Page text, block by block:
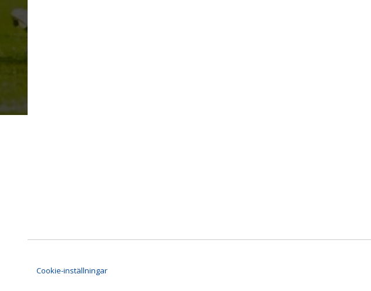
Cookie-inställningar